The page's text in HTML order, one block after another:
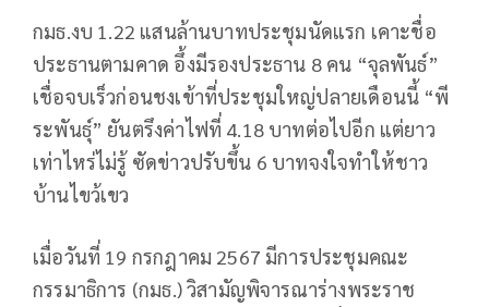
กมธ.งบ 1.22 แสนล้านบาทประชุมนัดแรก เคาะชื่อ
ประธานตามคาด อึ้งมีรองประธาน 8 คน “จุลพันธ์”
เชื่อจบเร็วก่อนชงเข้าที่ประชุมใหญ่ปลายเดือนนี้ “พี
ระพันธุ์” ยันตรึงค่าไฟที่ 4.18 บาทต่อไปอีก แต่ยาว
เท่าไหร่ไม่รู้ ซัดข่าวปรับขึ้น 6 บาทจงใจทำให้ชาว
บ้านไขว้เขว
เมื่อวันที่ 19 กรกฎาคม 2567 มีการประชุมคณะ
กรรมาธิการ (กมธ.) วิสามัญพิจารณาร่างพระราช